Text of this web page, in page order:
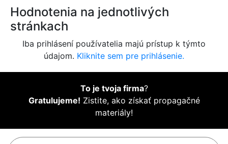
Hodnotenia na jednotlivých
stránkach
Iba prihlásení používatelia majú prístup k týmto
údajom. Kliknite sem pre prihlásenie.
To je tvoja firma?
Gratulujeme! Zistite, ako získať propagačné
materiály!